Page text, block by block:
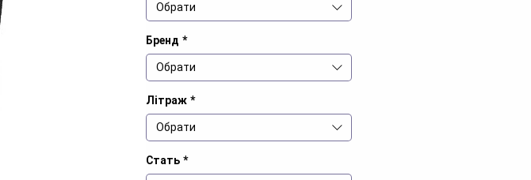
Обрати
Бренд *
Обрати
Літраж *
Обрати
Стать *